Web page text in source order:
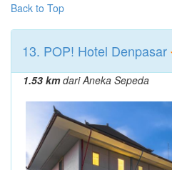
Back to Top
13. POP! Hotel Denpasar
1.53 kmdari Aneka Sepeda